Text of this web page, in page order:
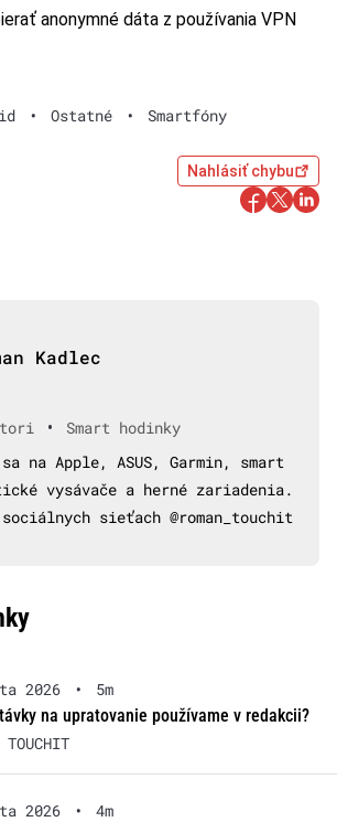
anonymné dáta z používania VPN
• Ostatné • Smartfóny
Nahlásiť chybu
Kadlec
•
Smart hodinky
na Apple, ASUS, Garmin, smart
vysávače a herné zariadenia.
sieťach @roman_touchit
2026 •
5m
na upratovanie používame v redakcii?
2026 •
4m